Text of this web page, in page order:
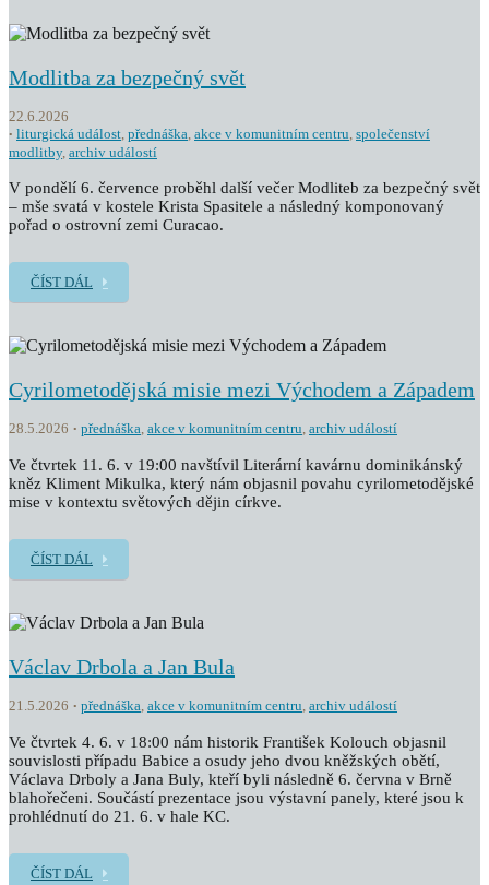
Modlitba za bezpečný svět
22.6.2026
liturgická událost, přednáška, akce v komunitním centru, společenství
modlitby, archiv událostí
V pondělí 6. července proběhl další večer Modliteb za bezpečný svět
– mše svatá v kostele Krista Spasitele a následný komponovaný
pořad o ostrovní zemi Curacao.
ČÍST DÁL
Cyrilometodějská misie mezi Východem a Západem
28.5.2026 přednáška, akce v komunitním centru, archiv událostí
Ve čtvrtek 11. 6. v 19:00 navštívil Literární kavárnu dominikánský
kněz Kliment Mikulka, který nám objasnil povahu cyrilometodějské
mise v kontextu světových dějin církve.
ČÍST DÁL
Václav Drbola a Jan Bula
21.5.2026 přednáška, akce v komunitním centru, archiv událostí
Ve čtvrtek 4. 6. v 18:00 nám historik František Kolouch objasnil
souvislosti případu Babice a osudy jeho dvou kněžských obětí,
Václava Drboly a Jana Buly, kteří byli následně 6. června v Brně
blahořečeni. Součástí prezentace jsou výstavní panely, které jsou k
prohlédnutí do 21. 6. v hale KC.
ČÍST DÁL